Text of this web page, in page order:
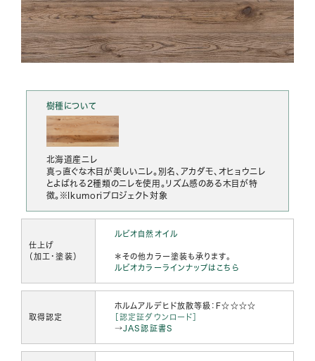
樹種について
北海道産ニレ
真っ直ぐな木目が美しいニレ。別名、アカダモ、オヒョウニレ
とよばれる2種類のニレを使用。リズム感のある木目が特
徴。※Ikumoriプロジェクト対象
仕上げ
（加工・塗装）
ルビオ自然オイル
＊その他カラー塗装も承ります。
ルビオカラーラインナップはこちら
取得認定
ホルムアルデヒド放散等級：F☆☆☆☆
［認定証ダウンロード］
→JAS認証書S